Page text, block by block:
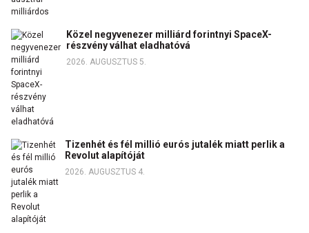
Közel negyvenezer milliárd forintnyi SpaceX-
részvény válhat eladhatóvá
2026. AUGUSZTUS 5.
Tizenhét és fél millió eurós jutalék miatt perlik a
Revolut alapítóját
2026. AUGUSZTUS 4.